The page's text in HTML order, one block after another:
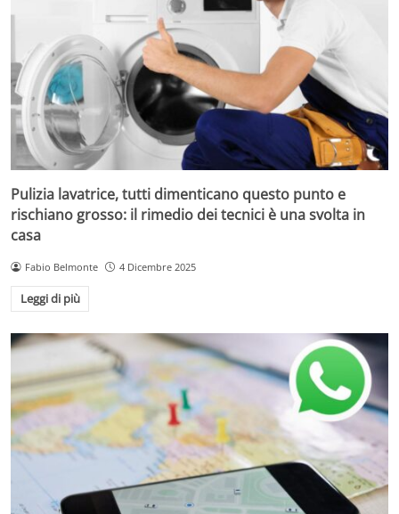
Pulizia lavatrice, tutti dimenticano questo punto e
rischiano grosso: il rimedio dei tecnici è una svolta in
casa
Fabio Belmonte 4 Dicembre 2025
Leggi di più